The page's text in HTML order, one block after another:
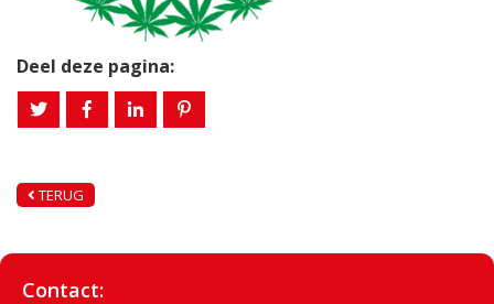
Deel deze pagina:
TERUG
Contact: